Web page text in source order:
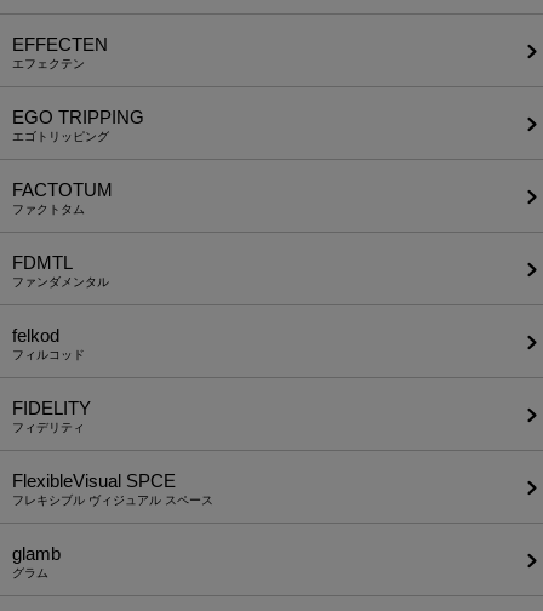
EFFECTEN
エフェクテン
EGO TRIPPING
エゴトリッピング
FACTOTUM
ファクトタム
FDMTL
ファンダメンタル
felkod
フィルコッド
FIDELITY
フィデリティ
FlexibleVisual SPCE
フレキシブル ヴィジュアル スペース
glamb
グラム